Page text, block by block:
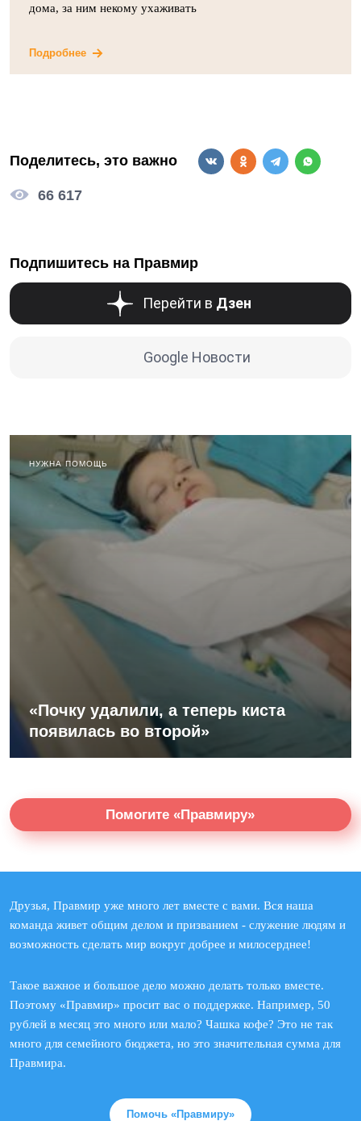
дома, за ним некому ухаживать
Подробнее
Поделитесь, это важно
66 617
Подпишитесь на Правмир
Перейти в Дзен
Google Новости
НУЖНА ПОМОЩЬ
«Почку удалили, а теперь киста
появилась во второй»
Помогите «Правмиру»
Друзья, Правмир уже много лет вместе с вами. Вся наша
команда живет общим делом и призванием - служение людям и
возможность сделать мир вокруг добрее и милосерднее!
Такое важное и большое дело можно делать только вместе.
Поэтому «Правмир» просит вас о поддержке. Например, 50
рублей в месяц это много или мало? Чашка кофе? Это не так
много для семейного бюджета, но это значительная сумма для
Правмира.
Помочь «Правмиру»